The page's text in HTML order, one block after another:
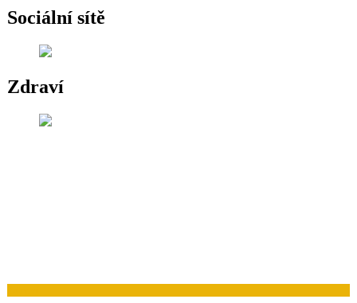
Sociální sítě
Zdraví